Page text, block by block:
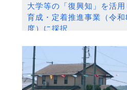
大学等の「復興知」を活
育成・定着推進事業（令
度）に採択